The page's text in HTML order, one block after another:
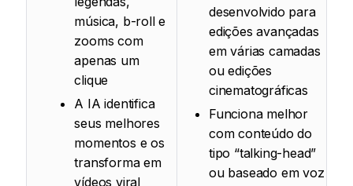
música, b-roll e
zooms com
apenas um
clique
A IA identifica
seus melhores
momentos e os
transforma em
vídeos viral
desenvolvido para
edições avançadas
em várias camadas
ou edições
cinematográficas
Funciona melhor
com conteúdo do
tipo “talking-head”
ou baseado em voz